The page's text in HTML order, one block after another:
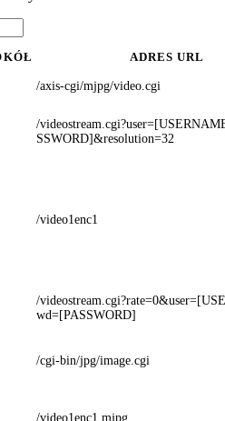
ADRES URL
/axis-cgi/mjpg/video.cgi
/
SSWORD]&resolution=32
/video1enc1
/
wd=[PASSWORD]
/cgi-bin/jpg/image.cgi
/video1enc1.mjpg